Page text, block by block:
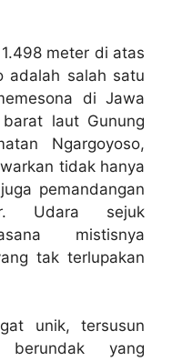
meter di atas
adalah salah satu
di Jawa
laut Gunung
Ngargoyoso,
tidak hanya
pemandangan
Udara sejuk
mistisnya
tak terlupakan
unik, tersusun
yang